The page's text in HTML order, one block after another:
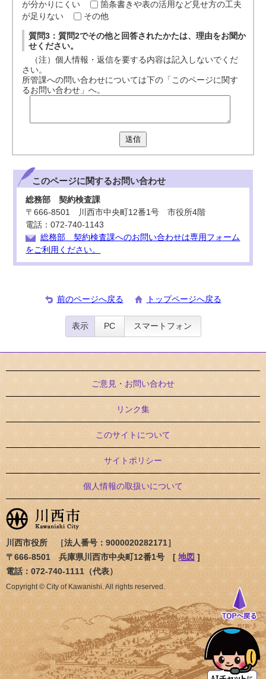
が分かりにくい
箇条書きや表の活用など見せ方の工夫
が足りない
その他
質問3：質問2でその他と回答されたかたは、理由をお聞か
せください。
（注）個人情報・返信を要する内容は記入しないでくだ
さい。
所管課への問い合わせについては下の「このページに関す
るお問い合わせ」へ。
送信
このページに関するお問い合わせ
総務部 契約検査課
〒666-8501 川西市中央町12番1号 市役所4階
電話：072-740-1143
総務部 契約検査課へのお問い合わせは専用フォーム
をご利用ください。
前のページへ戻る トップページへ戻る
表示 PC スマートフォン
ご意見・お問い合わせ
リンク集
このサイトについて
サイトポリシー
個人情報の取扱いについて
川西市役所 ［法人番号：9000020282171］
〒666-8501 兵庫県川西市中央町12番1号 [ 地図 ]
電話：072-740-1111（代表）
Copyright © City of Kawanishi. All rights reserved.